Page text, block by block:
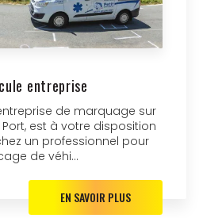
entreprise
de marquage sur
est à votre disposition
un professionnel pour
de véhi...
EN SAVOIR PLUS